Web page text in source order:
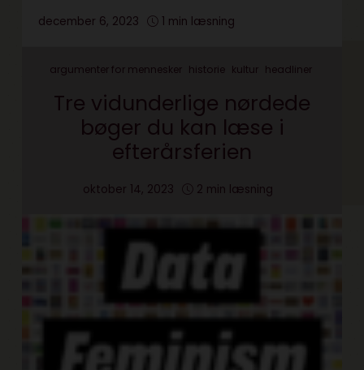
december 6, 2023 1 min læsning
argumenter for mennesker historie kultur headliner
Tre vidunderlige nørdede
bøger du kan læse i
efterårsferien
oktober 14, 2023 2 min læsning